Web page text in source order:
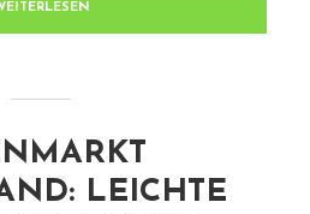
LEICHTE